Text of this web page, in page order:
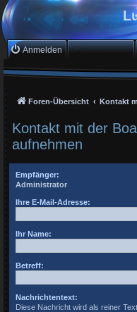
Anmelden Registrieren
Foren-Übersicht Kontakt
Kontakt mit der
aufnehmen
Empfänger:
Administrator
Ihre E-Mail-Adresse:
Ihr Name:
Betreff:
Nachrichtentext:
Diese Nachricht wird als reiner